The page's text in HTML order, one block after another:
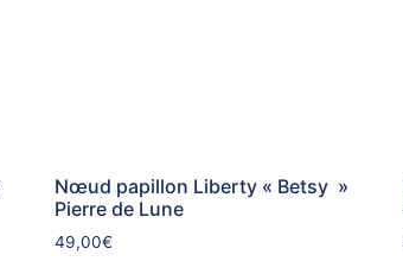
Nœud papillon Liberty « Betsy »
Pierre de Lune
49,00€